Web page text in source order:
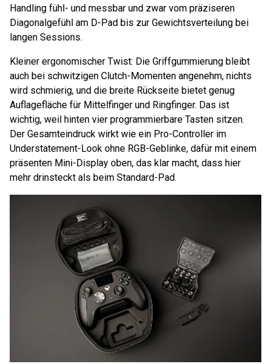
Handling fühl- und messbar und zwar vom präziseren
Diagonalgefühl am D-Pad bis zur Gewichtsverteilung bei
langen Sessions.
Kleiner ergonomischer Twist: Die Griffgummierung bleibt
auch bei schwitzigen Clutch-Momenten angenehm, nichts
wird schmierig, und die breite Rückseite bietet genug
Auflagefläche für Mittelfinger und Ringfinger. Das ist
wichtig, weil hinten vier programmierbare Tasten sitzen.
Der Gesamteindruck wirkt wie ein Pro-Controller im
Understatement-Look ohne RGB-Geblinke, dafür mit einem
präsenten Mini-Display oben, das klar macht, dass hier
mehr drinsteckt als beim Standard-Pad.